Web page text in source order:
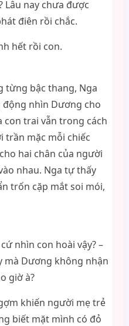
Lâu nay chưa được
điên rồi chắc.
hết rồi con.
từng bậc thang, Nga
nhìn Dương cho
con trai vẫn trong cách
trần mặc mỗi chiếc
hai chân của người
nhau. Nga tự thấy
trốn cặp mắt soi mói,
nhìn con hoài vậy? –
mà Dương không nhận
giờ à?
khiến người mẹ trẻ
biết mặt mình có đỏ